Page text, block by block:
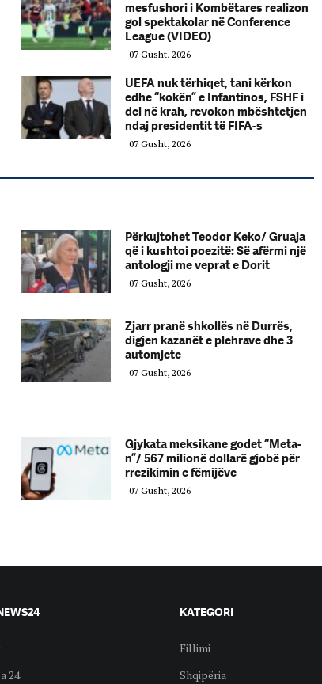
mesfushori i Kombëtares realizon
gol spektakolar në Conference
League (VIDEO)
07 Gusht, 2026
UEFA nuk tërhiqet, tani kërkon
edhe “kokën” e Infantinos, FSHF i
del në krah, revokon mbështetjen
ndaj presidentit të FIFA-s
07 Gusht, 2026
Përkujtohet Teodor Keko/ Gruaja
që i kushtoi poezitë: Së afërmi një
antologji me veprat e Dorit
07 Gusht, 2026
Zjarr pranë shkollës në Durrës,
digjen kazanët e plehrave dhe 3
automjete
07 Gusht, 2026
Gjykata meksikane godet “Meta-
n”/ 567 milionë dollarë gjobë për
rrezikimin e fëmijëve
07 Gusht, 2026
24
KATEGORI
Fillimi
Shqipëria